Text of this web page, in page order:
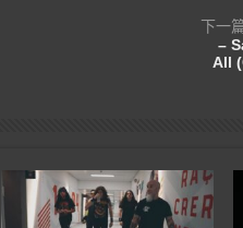
下一
–
All